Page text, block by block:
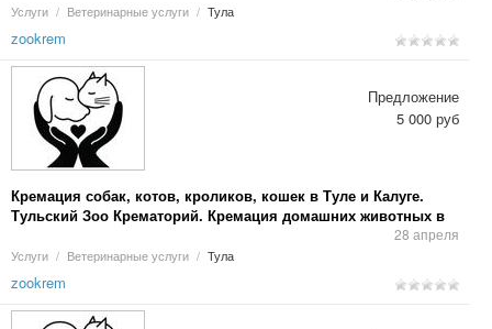
Услуги / Ветеринарные услуги / Тула
zookrem
Кремация собак, котов, кроликов, кошек в Туле и Калуге.
Тульский Зоо Крематорий. Кремация домашних животных в
28 апреля
Услуги / Ветеринарные услуги / Тула
Предложение
5 000 руб
zookrem